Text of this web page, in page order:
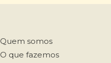
Quem somos
O que fazemos